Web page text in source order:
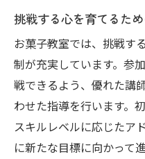
挑戦する心を育てるた
お菓子教室では、挑戦す
制が充実しています。参
戦できるよう、優れた講
わせた指導を行います。
スキルレベルに応じたア
に新たな目標に向かって